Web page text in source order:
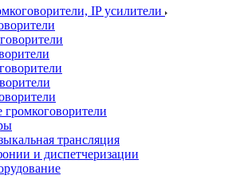
IP усилители
трансляция
и диспетчеризации